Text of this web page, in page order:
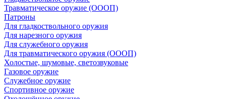
Травматическое оружие (ОООП)
Патроны
Для гладкоствольного оружия
Для нарезного оружия
Для служебного оружия
Для травматического оружия (ОООП)
Холостые, шумовые, светозвуковые
Газовое оружие
Служебное оружие
Спортивное оружие